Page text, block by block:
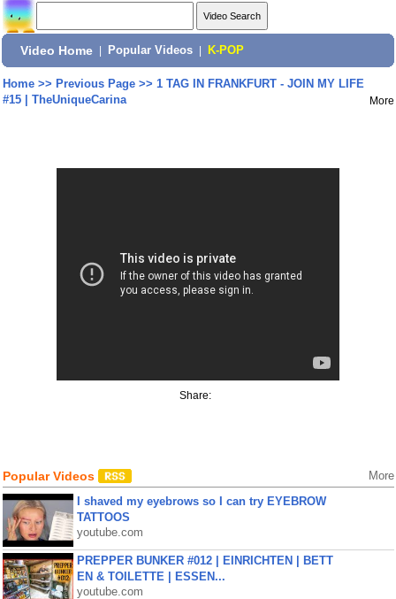
Video Home Popular Videos K-POP
Home>> Previous Page>> 1 TAG IN FRANKFURT - JOIN MY LIFE
#15 | TheUniqueCarina
More
Share:
Popular Videos More
I shaved my eyebrows so I can try EYEBROW
TATTOOS
youtube.com
PREPPER BUNKER #012 | EINRICHTEN | BETT
EN & TOILETTE | ESSEN...
youtube.com